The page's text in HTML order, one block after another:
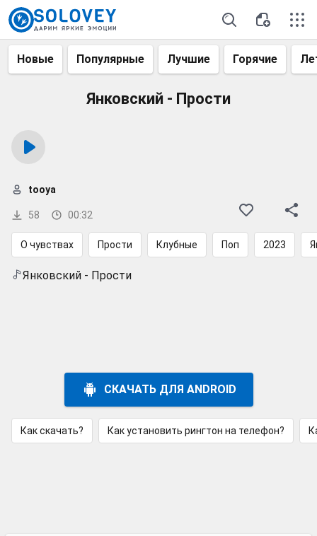
Новые Популярные Лучшие Горячие
Янковский - Прости
58 00:32
tooya
О чувствах Прости Клубные Поп 2023
Янковский - Прости
СКАЧАТЬ ДЛЯ ANDROID
Как скачать? Как установить рингтон на телефон?